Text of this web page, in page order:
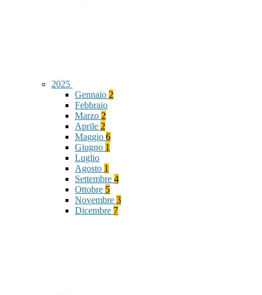
2025
Gennaio 2
Febbraio
Marzo 2
Aprile 2
Maggio 6
Giugno 1
Luglio
Agosto 1
Settembre 4
Ottobre 5
Novembre 3
Dicembre 7